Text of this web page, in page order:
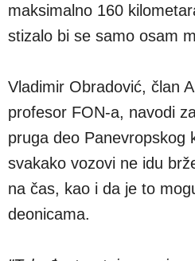
maksimalno 160
stizalo bi se samo osam
Vladimir Obradović, član
profesor FON-a, navodi
pruga deo Panevropskog
svakako vozovi ne idu
na čas, kao i da je to
deonicama.